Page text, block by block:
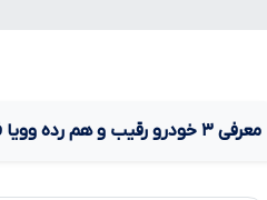
معرفی ۳ خودرو رقیب و هم رده وویا